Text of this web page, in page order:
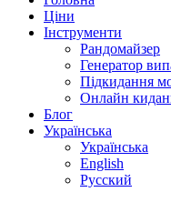
Ціни
Інструменти
Рандомайзер
Генератор
Підкидання
Онлайн
Блог
Українська
Українська
English
Русский